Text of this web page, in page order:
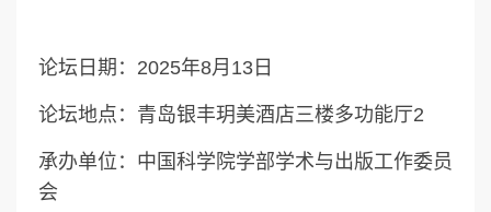
论坛日期：2025年8月13日
论坛地点：青岛银丰玥美酒店三楼多功能厅2
承办单位：中国科学院学部学术与出版工作委员
会